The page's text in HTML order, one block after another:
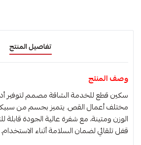
تفاصيل المنتج
وصف المنتج
سكين قطع للخدمة الشاقة مصمم لتوفير
مختلف أعمال القص. يتميز بجسم من
الوزن ومتينة، مع شفرة عالية الجودة قابلة
قفل تلقائي لضمان السلامة أثناء الاستخدام.